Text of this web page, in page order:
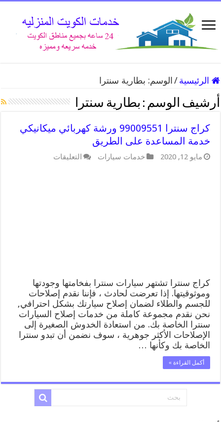
الرئيسية / الوسم: بطارية سنترا
أرشيف الوسم : بطارية سنترا
كراج سنترا 99009551 ورشة كهربائي ميكانيكي
خدمة المساعدة على الطريق
مايو 12, 2020 خدمات سيارات التعليقات
كراج سنترا تشتهر سيارات سنترا بفخامتها وجودتها
وموثوقيتها. إذا تعرضت لحادث ، فإننا نقدم إصلاحات
للجسم والطلاء لضمان إصلاح سيارتك بشكل احترافي,
نحن نقدم مجموعة كاملة من خدمات إصلاح السيارات
سنترا الخاصة بك. من استعادة الخدوش الصغيرة إلى
الإصلاحات الأكثر جوهرية ، سوف نضمن أن تبدو سنترا
الخاصة بك وكأنها …
أكمل القراءة »